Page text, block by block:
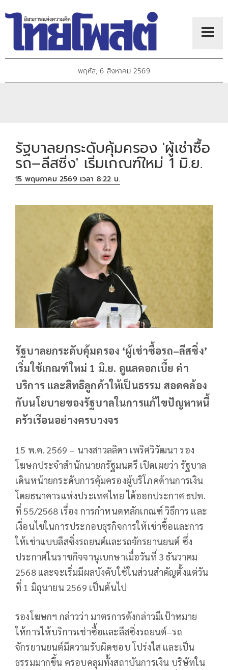
พฤหัส, 6 สิงหาคม 2569
รัฐบาลยกระดับคุ้มครอง 'ผู้เช่าซื้อ
รถ–ลีสซิ่ง' เริ่มเกณฑ์ใหม่ 1 มิ.ย.
15 พฤษภาคม 2569 เวลา 8:22 น.
รัฐบาลยกระดับคุ้มครอง ‘ผู้เช่าซื้อรถ–ลีสซิ่ง’
เริ่มใช้เกณฑ์ใหม่ 1 มิ.ย. ดูแลดอกเบี้ย ค่า
บริการ และสิทธิลูกค้าให้เป็นธรรม สอดคล้อง
กับนโยบายของรัฐบาลในการแก้ไขปัญหาหนี้
ครัวเรือนอย่างครบวงจร
15 พ.ค. 2569 – นางสาวลลิดา เพริศวิวัฒนา รอง
โฆษกประจำสำนักนายกรัฐมนตรี เปิดเผยว่า รัฐบาล
เดินหน้ายกระดับการคุ้มครองผู้บริโภคด้านการเงิน
โดยธนาคารแห่งประเทศไทย ได้ออกประกาศ ธปท.
ที่ 55/2568 เรื่อง การกำหนดหลักเกณฑ์ วิธีการ และ
เงื่อนไขในการประกอบธุรกิจการให้เช่าซื้อและการ
ให้เช่าแบบลีสซิ่งรถยนต์และรถจักรยานยนต์ ซึ่ง
ประกาศในราชกิจจานุเบกษาเมื่อวันที่ 3 ธันวาคม
2568 และจะเริ่มมีผลบังคับใช้ในส่วนสำคัญตั้งแต่วัน
ที่ 1 มิถุนายน 2569 เป็นต้นไป
รองโฆษกฯ กล่าวว่า มาตรการดังกล่าวมีเป้าหมาย
ให้การให้บริการเช่าซื้อและลีสซิ่งรถยนต์–รถ
จักรยานยนต์มีความรับผิดชอบ โปร่งใส และเป็น
ธรรมมากขึ้น ครอบคลุมทั้งสถาบันการเงิน บริษัทใน